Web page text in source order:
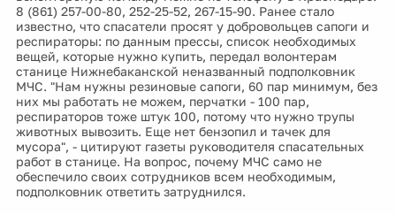
8 (861) 257-00-80, 252-25-52, 267-15-90. Ранее стало
известно, что спасатели просят у добровольцев сапоги и
респираторы: по данным прессы, список необходимых
вещей, которые нужно купить, передал волонтерам
станице Нижнебаканской неназванный подполковник
МЧС. "Нам нужны резиновые сапоги, 60 пар минимум, без
них мы работать не можем, перчатки - 100 пар,
респираторов тоже штук 100, потому что нужно трупы
животных вывозить. Еще нет бензопил и тачек для
мусора", - цитируют газеты руководителя спасательных
работ в станице. На вопрос, почему МЧС само не
обеспечило своих сотрудников всем необходимым,
подполковник ответить затруднился.